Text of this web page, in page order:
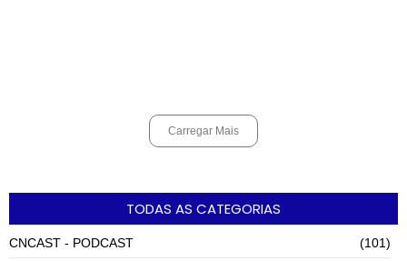
Carregar Mais
TODAS AS CATEGORIAS
CNCAST - PODCAST (101)